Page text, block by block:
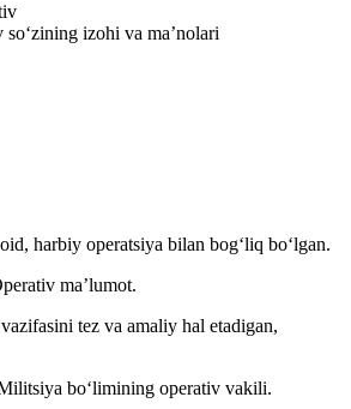
so‘zining izohi va ma’nolari
harbiy operatsiya bilan bogʻliq boʻlgan.
maʼlumot.
tez va amaliy hal etadigan,
boʻlimining operativ vakili.